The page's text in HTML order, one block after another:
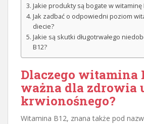
Jakie produkty są bogate w witaminę
Jak zadbać o odpowiedni poziom
diecie?
Jakie są skutki długotrwałego
B12?
Dlaczego witamina
ważna dla zdrowia
krwionośnego?
Witamina B12, znana także pod